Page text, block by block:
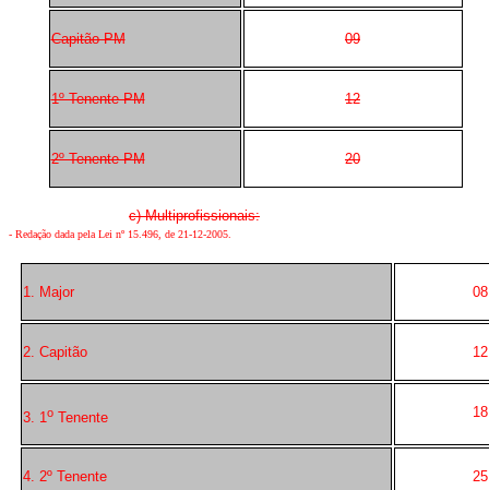
Capitão PM 09
1º Tenente PM 12
2º Tenente PM 20
c) Multiprofissionais:
- Redação dada pela Lei nº 15.496, de 21-12-2005.
1. Major 08
2. Capitão 12
3. 1o Tenente 18
4. 2º Tenente 25